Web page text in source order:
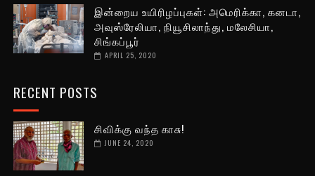
இன்றைய உயிரிழப்புகள்: அமெரிக்கா, கனடா,
அவுஸ்ரேலியா, நியூசிலாந்து, மலேசியா,
சிங்கப்பூர்
APRIL 25, 2020
RECENT POSTS
சிவிக்கு வந்த காசு!
JUNE 24, 2020